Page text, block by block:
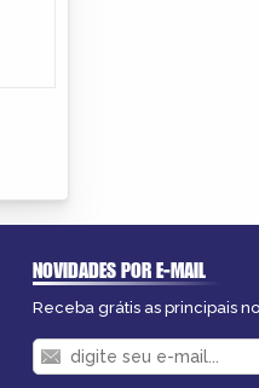
NOVIDADES POR E-MAIL
Receba grátis as principais